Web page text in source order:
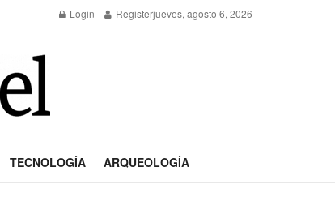
Login Registerjueves, agosto 6, 2026
TECNOLOGÍA ARQUEOLOGÍA